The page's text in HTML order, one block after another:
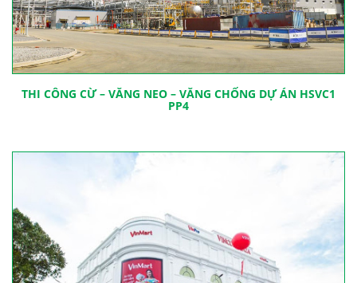
THI CÔNG CỪ – VĂNG NEO – VĂNG CHỐNG DỰ ÁN HSVC1
PP4